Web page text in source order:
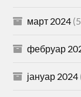
март 2024
фебруар
јануар 2024